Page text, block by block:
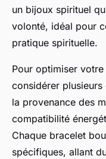
un bijoux spirituel
volonté, idéal pour
pratique spirituelle.
Pour optimiser
considérer
la provenance des
compatibilité
Chaque bracelet
spécifiques, allant